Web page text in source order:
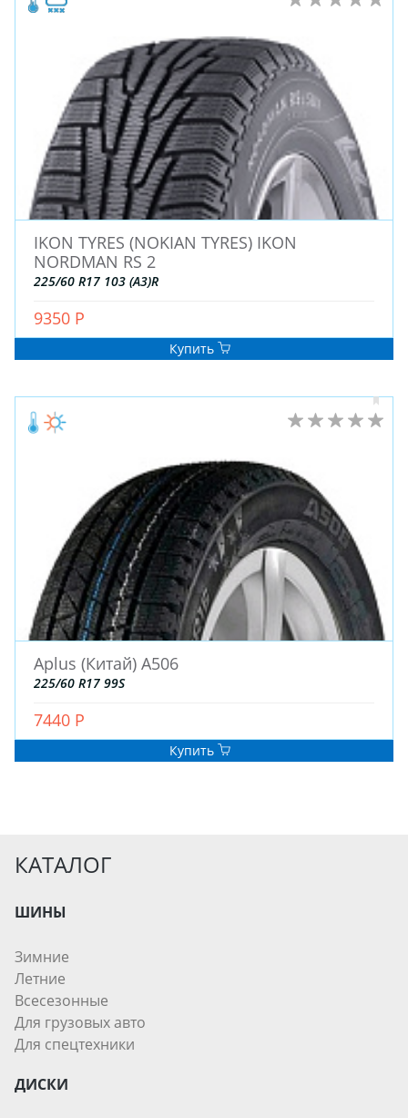
IKON TYRES (NOKIAN TYRES) IKON
NORDMAN RS 2
225/60 R17 103 (A3)R
9350 Р
Купить
Aplus (Китай) A506
225/60 R17 99S
7440 Р
Купить
КАТАЛОГ
ШИНЫ
Зимние
Летние
Всесезонные
Для грузовых авто
Для спецтехники
ДИСКИ